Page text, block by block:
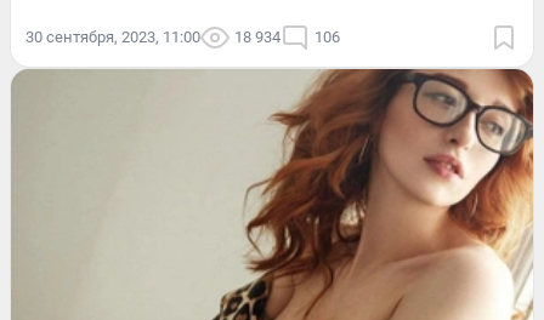
30 сентября, 2023, 11:00 18 934 106